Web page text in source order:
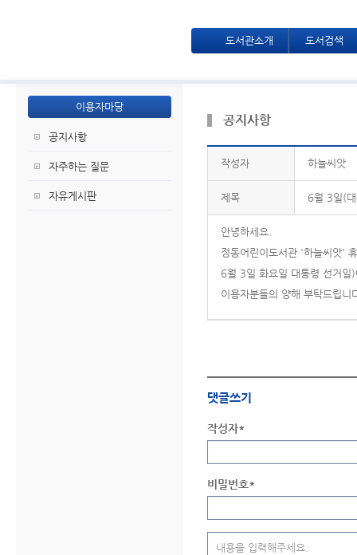
도서관소개 도서검색
이용자마당
공지사항
자주하는 질문
자유게시판
공지사항
작성자 하늘씨앗
제목 6월 3일(
안녕하세요.
정동어린이도서관 '하늘씨앗'
6월 3일 화요일 대통령 선거
이용자분들의 양해 부탁드립니
댓글쓰기
작성자*
비밀번호*